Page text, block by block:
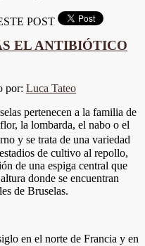
POST
EL ANTIBIÓTICO
por: Luca Tateo
pertenecen a la familia de
la lombarda, el nabo o el
y se trata de una variedad
de cultivo al repollo,
de una espiga central que
donde se encuentran
de Bruselas.
en el norte de Francia y en